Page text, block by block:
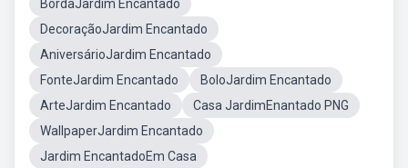
BordaJardim Encantado
DecoraçãoJardim Encantado
AniversárioJardim Encantado
FonteJardim Encantado
BoloJardim Encantado
ArteJardim Encantado
Casa JardimEnantado PNG
WallpaperJardim Encantado
Jardim EncantadoEm Casa